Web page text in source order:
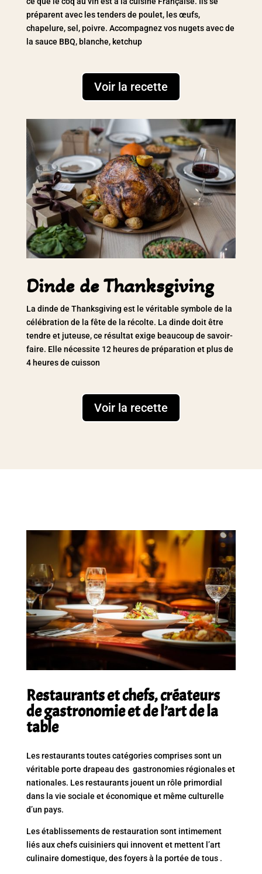
préparent avec les tenders de poulet, les œufs,
chapelure, sel, poivre. Accompagnez vos nugets avec de
la sauce BBQ, blanche, ketchup
Voir la recette
Dinde de Thanksgiving
La dinde de Thanksgiving est le véritable symbole de la
célébration de la fête de la récolte. La dinde doit être
tendre et juteuse, ce résultat exige beaucoup de savoir-
faire. Elle nécessite 12 heures de préparation et plus de
4 heures de cuisson
Voir la recette
Restaurants et chefs, créateurs
de gastronomie et de l’art de la
table
Les restaurants toutes catégories comprises sont un
véritable porte drapeau des gastronomies régionales et
nationales. Les restaurants jouent un rôle primordial
dans la vie sociale et économique et même culturelle
d’un pays.
Les établissements de restauration sont intimement
liés aux chefs cuisiniers qui innovent et mettent l’art
culinaire domestique, des foyers à la portée de tous .